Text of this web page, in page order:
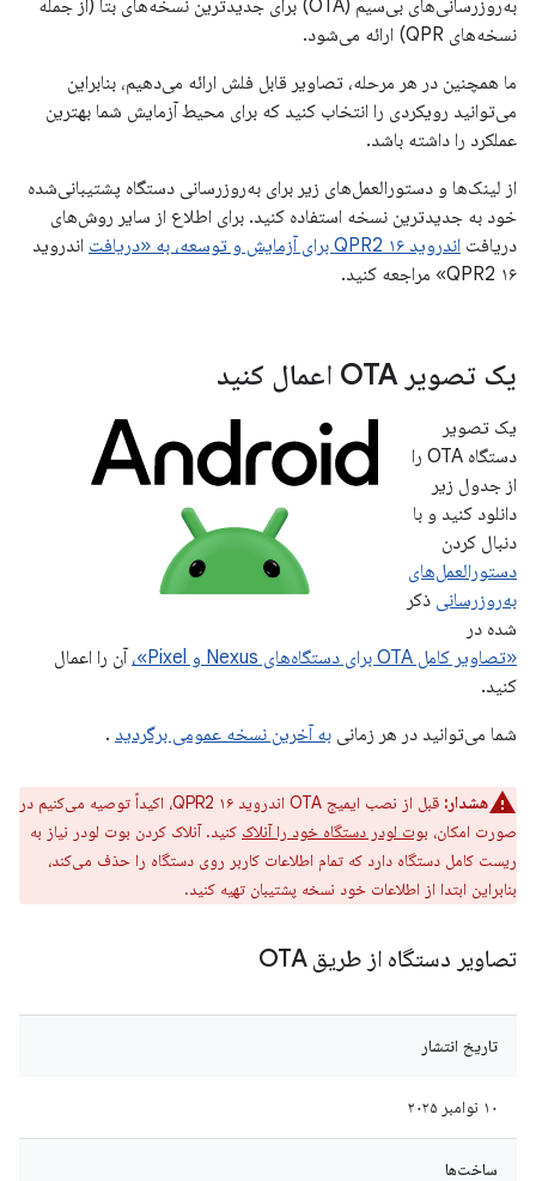
به‌روزرسانی‌های بی‌سیم (OTA) برای جدیدترین نسخه‌های بتا (از جمله
نسخه‌های QPR) ارائه می‌شود.
ما همچنین در هر مرحله، تصاویر قابل فلش ارائه می‌دهیم، بنابراین
می‌توانید رویکردی را انتخاب کنید که برای محیط آزمایش شما بهترین
عملکرد را داشته باشد.
از لینک‌ها و دستورالعمل‌های زیر برای به‌روزرسانی دستگاه پشتیبانی‌شده
خود به جدیدترین نسخه استفاده کنید. برای اطلاع از سایر روش‌های
دریافت اندروید ۱۶ QPR2 برای آزمایش و توسعه، به «دریافت
اندروید
۱۶ QPR2» مراجعه کنید.
یک تصویر OTA اعمال کنید
یک تصویر
دستگاه OTA را
از جدول زیر
دانلود کنید و با
دنبال کردن
دستورالعمل‌های
به‌روزرسانی ذکر
شده در
«تصاویر کامل OTA برای دستگاه‌های Nexus و Pixel»،
آن را اعمال
کنید.
شما می‌توانید در هر زمانی به آخرین نسخه عمومی برگردید .
هشدار:
قبل از نصب ایمیج OTA اندروید ۱۶ QPR2، اکیداً توصیه می‌کنیم در
صورت امکان، بوت لودر دستگاه خود را آنلاک کنید. آنلاک کردن بوت لودر نیاز به
ریست کامل دستگاه دارد که تمام اطلاعات کاربر روی دستگاه را حذف می‌کند،
بنابراین ابتدا از اطلاعات خود نسخه پشتیبان تهیه کنید.
تصاویر دستگاه از طریق OTA
تاریخ انتشار
۱۰ نوامبر ۲۰۲۵
ساخت‌ها